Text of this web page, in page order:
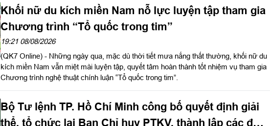
Khối nữ du kích miền Nam nỗ lực luyện tập tham gia
Chương trình “Tổ quốc trong tim”
19:21 08/08/2026
(QK7 Online) - Những ngày qua, mặc dù thời tiết mưa nắng thất thường, khối nữ du
kích miền Nam vẫn miệt mài luyện tập, quyết tâm hoàn thành tốt nhiệm vụ tham gia
Chương trình nghệ thuật chính luận “Tổ quốc trong tim”.
Bộ Tư lệnh TP. Hồ Chí Minh công bố quyết định giải
thể, tổ chức lại Ban Chỉ huy PTKV, thành lập các đơn